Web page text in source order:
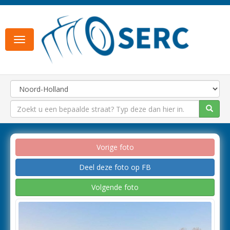
Toggle
navigation
Vorige foto
Deel deze foto op FB
Volgende foto